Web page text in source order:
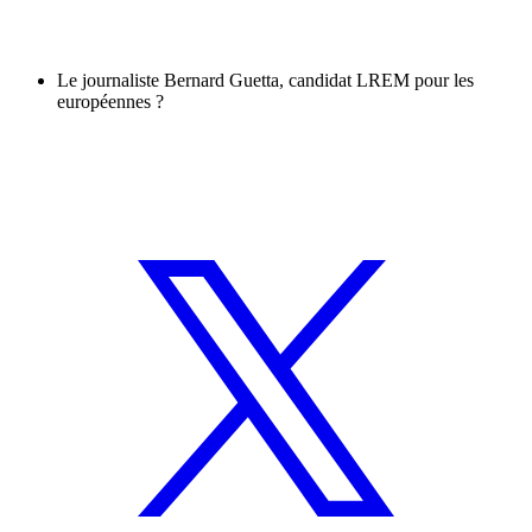
Le journaliste Bernard Guetta, candidat LREM pour les
européennes ?